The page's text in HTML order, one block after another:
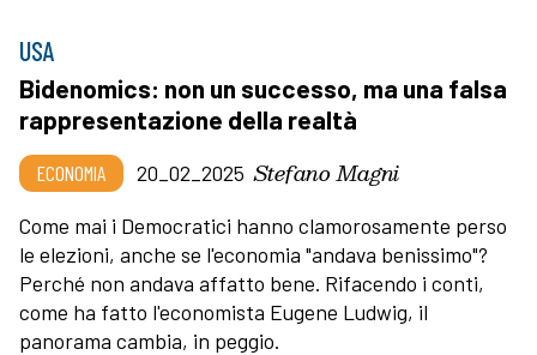
USA
Bidenomics: non un successo, ma una falsa
rappresentazione della realtà
ECONOMIA 20_02_2025 Stefano Magni
Come mai i Democratici hanno clamorosamente perso
le elezioni, anche se l'economia "andava benissimo"?
Perché non andava affatto bene. Rifacendo i conti,
come ha fatto l'economista Eugene Ludwig, il
panorama cambia, in peggio.